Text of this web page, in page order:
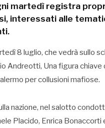
martedì registra
interessati alle
8 luglio, che vedrà sullo
Andreotti, Una figura
per collusioni mafiose.
nazione, nel salotto
Placido, Enrica Bonaccorti